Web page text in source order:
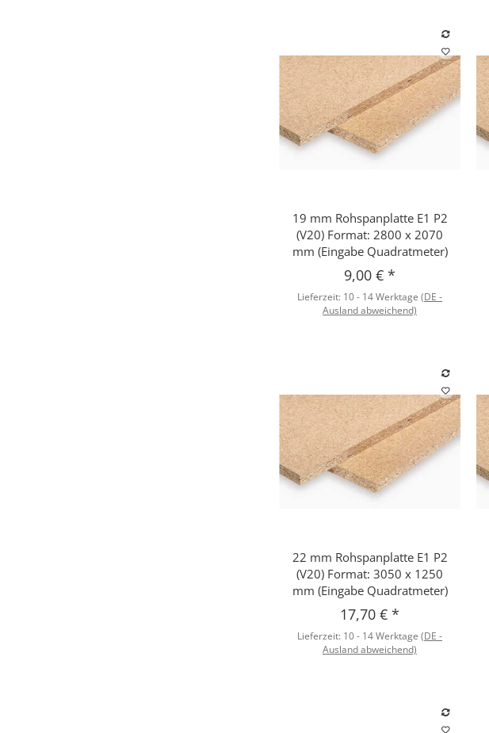
Schnellkauf
19 mm Rohspanplatte E1 P2
(V20) Format: 2800 x 2070
mm (Eingabe Quadratmeter)
9,00 €*
Lieferzeit: 10 - 14 Werktage(DE -
Ausland abweichend)
Schnellkauf
22 mm Rohspanplatte E1 P2
(V20) Format: 3050 x 1250
mm (Eingabe Quadratmeter)
17,70 €*
Lieferzeit: 10 - 14 Werktage(DE -
Ausland abweichend)